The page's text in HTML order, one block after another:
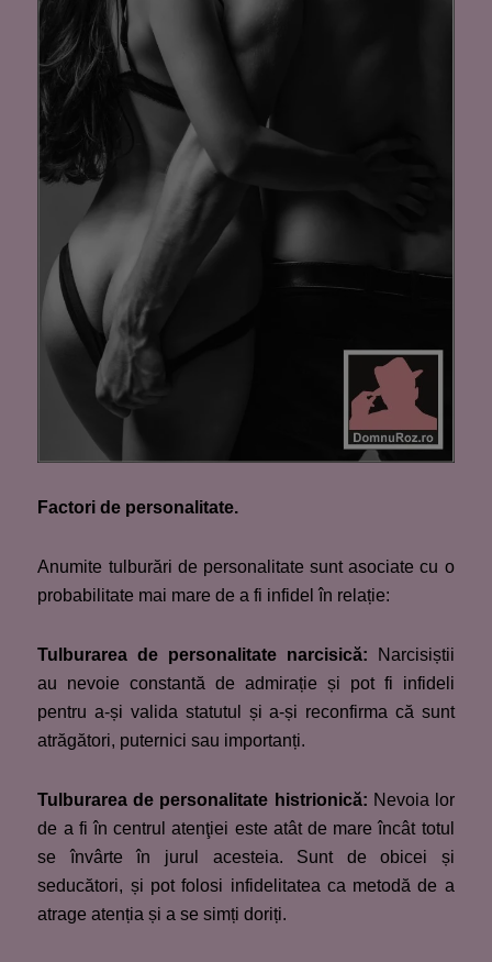
Factori de personalitate.
Anumite tulburări de personalitate sunt asociate cu o
probabilitate mai mare de a fi infidel în relație:
Tulburarea de personalitate narcisică: Narcisiștii
au nevoie constantă de admirație și pot fi infideli
pentru a-și valida statutul și a-și reconfirma că sunt
atrăgători, puternici sau importanți.
Tulburarea de personalitate histrionică: Nevoia lor
de a fi în centrul atenţiei este atât de mare încât totul
se învârte în jurul acesteia. Sunt de obicei și
seducători, și pot folosi infidelitatea ca metodă de a
atrage atenția și a se simți doriți.